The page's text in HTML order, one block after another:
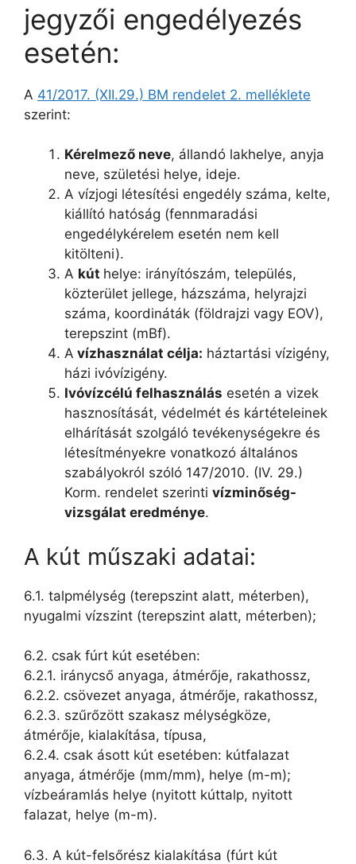
jegyzői engedélyezés
esetén:
A 41/2017. (XII.29.) BM rendelet 2. melléklete
szerint:
Kérelmező neve, állandó lakhelye, anyja
neve, születési helye, ideje.
A vízjogi létesítési engedély száma, kelte,
kiállító hatóság (fennmaradási
engedélykérelem esetén nem kell
kitölteni).
A kút helye: irányítószám, település,
közterület jellege, házszáma, helyrajzi
száma, koordináták (földrajzi vagy EOV),
terepszint (mBf).
A vízhasználat célja: háztartási vízigény,
házi ivóvízigény.
Ivóvízcélú felhasználás esetén a vizek
hasznosítását, védelmét és kártételeinek
elhárítását szolgáló tevékenységekre és
létesítményekre vonatkozó általános
szabályokról szóló 147/2010. (IV. 29.)
Korm. rendelet szerinti vízminőség-
vizsgálat eredménye.
A kút műszaki adatai:
6.1. talpmélység (terepszint alatt, méterben),
nyugalmi vízszint (terepszint alatt, méterben);
6.2. csak fúrt kút esetében:
6.2.1. iránycső anyaga, átmérője, rakathossz,
6.2.2. csövezet anyaga, átmérője, rakathossz,
6.2.3. szűrőzött szakasz mélységköze,
átmérője, kialakítása, típusa,
6.2.4. csak ásott kút esetében: kútfalazat
anyaga, átmérője (mm/mm), helye (m-m);
vízbeáramlás helye (nyitott kúttalp, nyitott
falazat, helye (m-m).
6.3. A kút-felsőrész kialakítása (fúrt kút